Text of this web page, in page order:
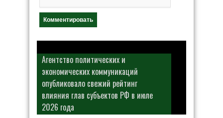
Агентство политических и
экономических коммуникаций
опубликовало свежий рейтинг
влияния глав субъектов РФ в июле
2026 года